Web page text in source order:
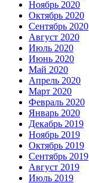
Ноябрь 2020
Октябрь 2020
Сентябрь 2020
Август 2020
Июль 2020
Июнь 2020
Май 2020
Апрель 2020
Март 2020
Февраль 2020
Январь 2020
Декабрь 2019
Ноябрь 2019
Октябрь 2019
Сентябрь 2019
Август 2019
Июль 2019